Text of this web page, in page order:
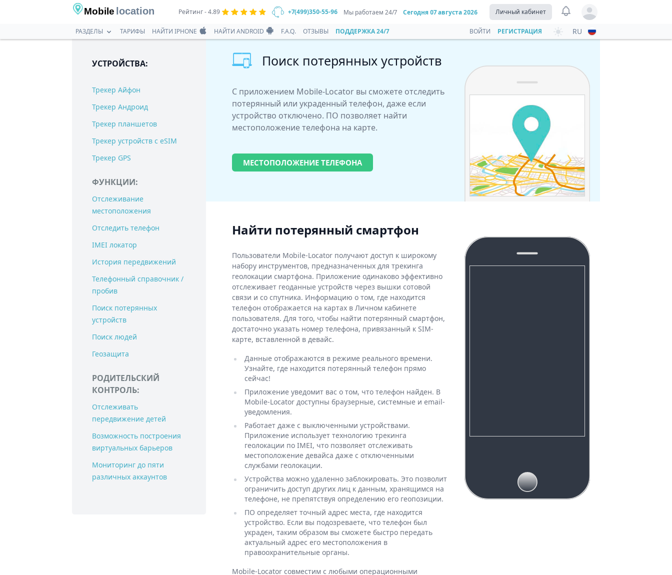
Mobile location Рейтинг - 4.89 +7(499)350-55-96 Мы работаем 24/7 Сегодня07 августа 2026 Личный кабинет View notifications
Open user menu
РАЗДЕЛЫ
ТАРИФЫ НАЙТИ IPHONE НАЙТИ ANDROID F.A.Q. ОТЗЫВЫ ПОДДЕРЖКА 24/7 ВОЙТИ РЕГИСТРАЦИЯ RU
УСТРОЙСТВА:
Трекер Айфон
Трекер Андроид
Трекер планшетов
Трекер устройств с eSIM
Трекер GPS
ФУНКЦИИ:
Отслеживание
местоположения
Отследить телефон
IMEI локатор
История передвижений
Телефонный справочник /
пробив
Поиск потерянных
устройств
Поиск людей
Геозащита
РОДИТЕЛЬСКИЙ
КОНТРОЛЬ:
Отслеживать
передвижение детей
Возможность построения
виртуальных барьеров
Мониторинг до пяти
различных аккаунтов
Поиск потерянных устройств
С приложением Mobile-Locator вы сможете отследить
потерянный или украденный телефон, даже если
устройство отключено. ПО позволяет найти
местоположение телефона на карте.
МЕСТОПОЛОЖЕНИЕ ТЕЛЕФОНА
Найти потерянный смартфон
Пользователи Mobile-Locator получают доступ к широкому
набору инструментов, предназначенных для трекинга
геолокации смартфона. Приложение одинаково эффективно
отслеживает геоданные устройств через вышки сотовой
связи и со спутника. Информацию о том, где находится
телефон отображается на картах в Личном кабинете
пользователя. Для того, чтобы найти потерянный смартфон,
достаточно указать номер телефона, привязанный к SIM-
карте, вставленной в девайс.
Данные отображаются в режиме реального времени.
Узнайте, где находится потерянный телефон прямо
сейчас!
Приложение уведомит вас о том, что телефон найден. В
Mobile-Locator доступны браузерные, системные и email-
уведомления.
Работает даже с выключенными устройствами.
Приложение использует технологию трекинга
геолокации по IMEI, что позволяет отслеживать
местоположение девайса даже с отключенными
службами геолокации.
Устройства можно удаленно заблокировать. Это позволит
ограничить доступ других лиц к данным, хранящимся на
телефоне, не препятствуя определению его геопозиции.
ПО определяет точный адрес места, где находится
устройство. Если вы подозреваете, что телефон был
украден, таким образом вы сможете быстро передать
актуальный адрес его местоположения в
правоохранительные органы.
Mobile-Locator совместим с любыми операционными